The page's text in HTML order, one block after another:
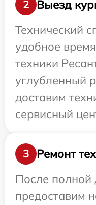
2
Выезд
Технический
удобное
техники
углубленный
доставим
сервисный
3
Ремонт
После полной
предоставим